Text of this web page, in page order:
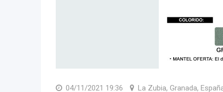
04/11/2021 19:36 La Zubia, Granada,